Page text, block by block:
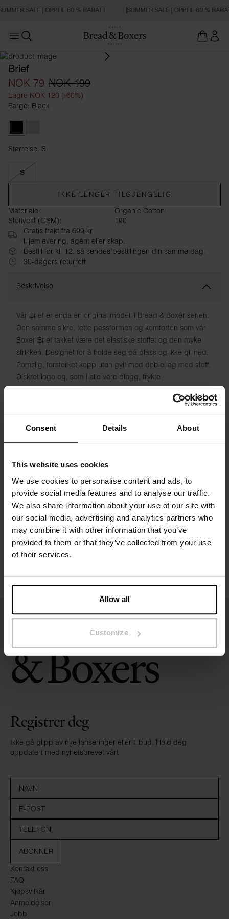
Consent Details About
This website uses cookies
We use cookies to personalise content and ads, to
provide social media features and to analyse our traffic.
We also share information about your use of our site with
our social media, advertising and analytics partners who
may combine it with other information that you’ve
provided to them or that they’ve collected from your use
of their services.
Allow all
Customize
SALE | OPPTIL 60 % RABATT SUMMER SALE | OPPTIL 60 %
Open main menu
Brief
NOK 79 NOK 199
Lagre NOK 120 (-60%)
Farge: Black
Størrelse: S
Størrelse S
S
IKKE LENGER TILGJENGELIG
Materiale:
Organic Cotton
Stoffvekt (GSM):
190
Gratis frakt fra 699 kr
Hjemlevering, agent eller skap.
Bestill før kl. 12, så sendes bestillingen din samme dag.
30-dagers returrett
Beskrivelse
Vår Brief er enda en original modell i Bread & Boxer-serien.
Den samme sikre, tette passformen og komforten som vår
Boxer Brief takket være det elastiske stoffet og den myke
strikken. Designet for å holde seg på plass og ikke gli ned.
Romslig, forsterket kopp uten gylf med doble lag med stoff.
Diskret logo og, som i alle våre plagg, trykte
vaskeanvisninger i stedet for gnagsår.
Materiale: 94 % økologisk bomull, 6 % elastan
Spesifikasjon
Størrelsesguide
Vaskeinstruksjoner
Kontakt oss
FAQ
Kjøpsvilkår
Anmeldelser
Jobb
Registrer deg
Ikke gå glipp av nye lanseringer eller tilbud. Hold deg
oppdatert med nyhetsbrevet vårt
ABONNER